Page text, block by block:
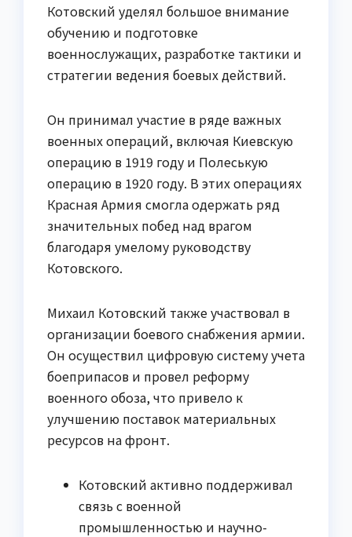
Котовский уделял большое внимание
обучению и подготовке
военнослужащих, разработке тактики и
стратегии ведения боевых действий.
Он принимал участие в ряде важных
военных операций, включая Киевскую
операцию в 1919 году и Полеськую
операцию в 1920 году. В этих операциях
Красная Армия смогла одержать ряд
значительных побед над врагом
благодаря умелому руководству
Котовского.
Михаил Котовский также участвовал в
организации боевого снабжения армии.
Он осуществил цифровую систему учета
боеприпасов и провел реформу
военного обоза, что привело к
улучшению поставок материальных
ресурсов на фронт.
Котовский активно поддерживал
связь с военной
промышленностью и научно-